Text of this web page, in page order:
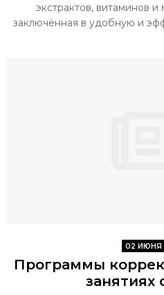
экстрактов, витаминов
заключённая в удобную и
02 ИЮНЯ
Программы
занятиях